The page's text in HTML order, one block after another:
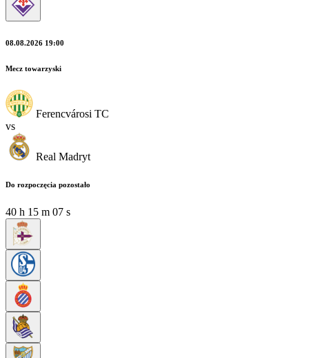
08.08.2026 19:00
Mecz towarzyski
Ferencvárosi TC
vs
Real Madryt
Do rozpoczęcia pozostało
40 h 15 m 07 s